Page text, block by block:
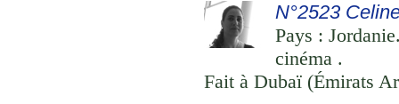
N°2523
Pays :
cinéma .
Fait à Dubaï (Émirats